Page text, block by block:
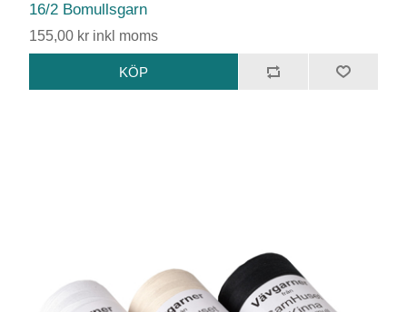
16/2 Bomullsgarn
155,00 kr inkl moms